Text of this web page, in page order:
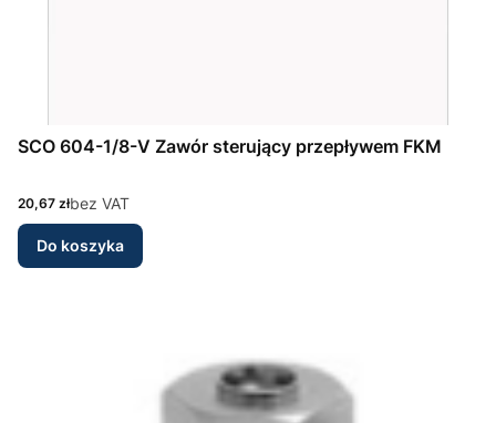
SCO 604-1/8-V Zawór sterujący przepływem FKM
Cena
20,67 złbez VAT
Do koszyka